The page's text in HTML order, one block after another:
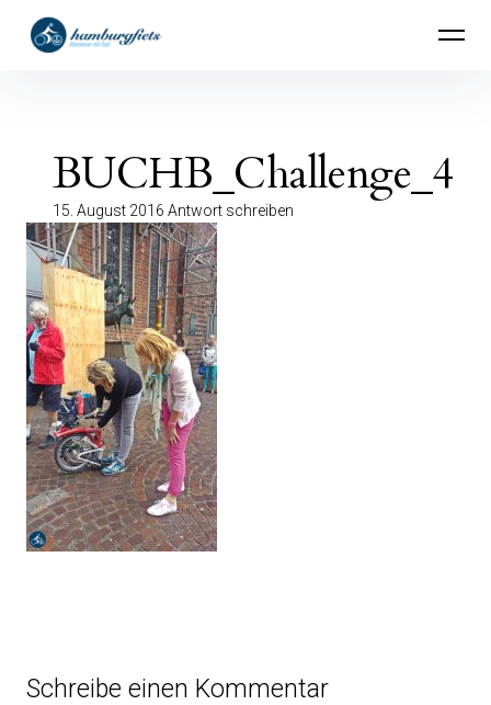
überspringen
hamburgfiets – Abenteuer mit Rad
BUCHB_Challenge_4
15. August 2016 Antwort schreiben
Schreibe einen Kommentar